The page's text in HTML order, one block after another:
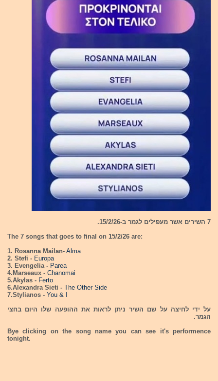
7 השירים אשר מעפילים לגמר ב-15/2/26.
The 7 songs that goes to final on 15/2/26 are:
1. Rosanna Mailan- Alma
2. Stefi - Europa
3. Evengelia - Parea
4.Marseaux - Chanomai
5.Akylas - Ferto
6.Alexandra Sieti - The Other Side
7.Stylianos - You & I
על ידי לחיצה על שם השיר ניתן לראות את ההופעה שלו היום בחצי
הגמר.
Bye clicking on the song name you can see it's performence
tonight.